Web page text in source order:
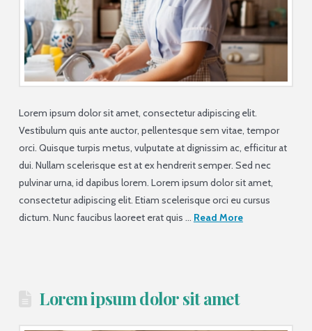
Lorem ipsum dolor sit amet, consectetur adipiscing elit.
Vestibulum quis ante auctor, pellentesque sem vitae, tempor
orci. Quisque turpis metus, vulputate at dignissim ac, efficitur at
dui. Nullam scelerisque est at ex hendrerit semper. Sed nec
pulvinar urna, id dapibus lorem. Lorem ipsum dolor sit amet,
consectetur adipiscing elit. Etiam scelerisque orci eu cursus
dictum. Nunc faucibus laoreet erat quis … Read More
Lorem ipsum dolor sit amet